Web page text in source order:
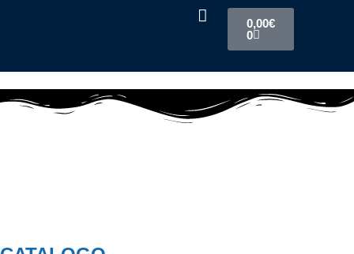
0,00€
0